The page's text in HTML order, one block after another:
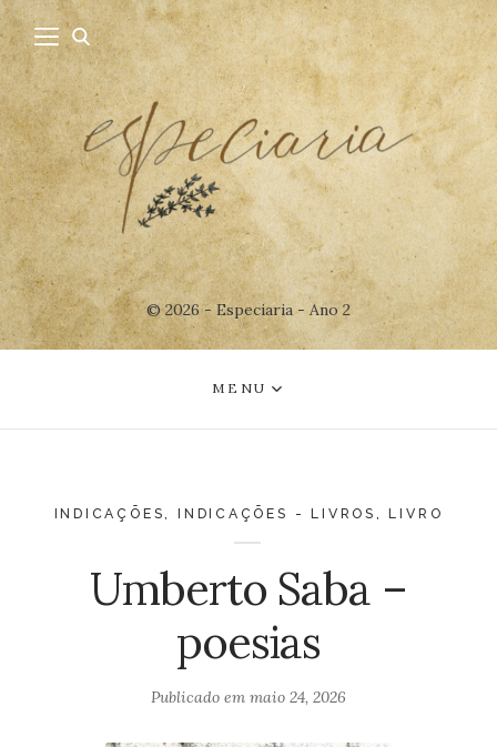
© 2026 - Especiaria - Ano 2
MENU
INDICAÇÕES INDICAÇÕES - LIVROS ,LIVRO
Umberto Saba –
poesias
Publicado em maio 24, 2026